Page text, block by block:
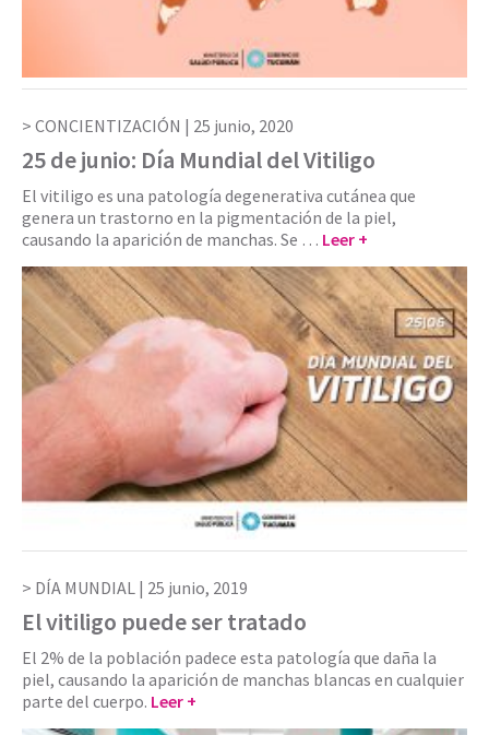
CONCIENTIZACIÓN | 25 junio, 2020
25 de junio: Día Mundial del Vitiligo
El vitiligo es una patología degenerativa cutánea que
genera un trastorno en la pigmentación de la piel,
causando la aparición de manchas. Se … Leer +
DÍA MUNDIAL | 25 junio, 2019
El vitiligo puede ser tratado
El 2% de la población padece esta patología que daña la
piel, causando la aparición de manchas blancas en cualquier
parte del cuerpo. Leer +